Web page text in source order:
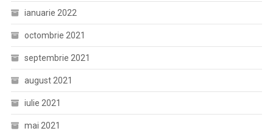
ianuarie 2022
octombrie 2021
septembrie 2021
august 2021
iulie 2021
mai 2021